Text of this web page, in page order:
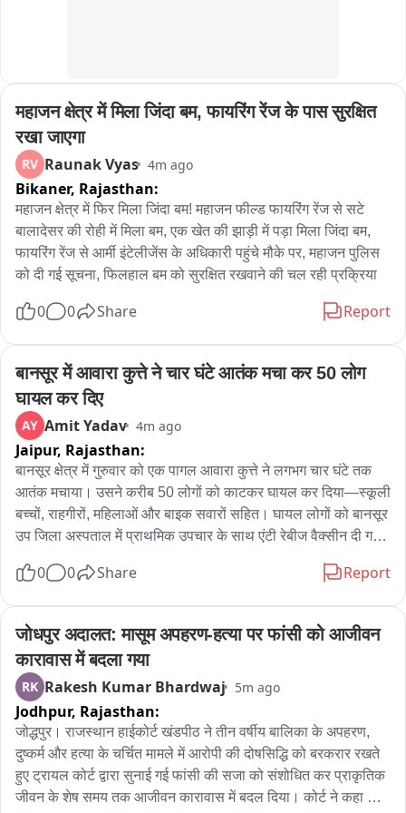
महाजन क्षेत्र में मिला जिंदा बम, फायरिंग रेंज के पास सुरक्षित
रखा जाएगा
RV Raunak Vyas 4m ago
Bikaner, Rajasthan:
महाजन क्षेत्र में फिर मिला जिंदा बम! महाजन फील्ड फायरिंग रेंज से सटे
बालादेसर की रोही में मिला बम, एक खेत की झाड़ी में पड़ा मिला जिंदा बम,
फायरिंग रेंज से आर्मी इंटेलीजेंस के अधिकारी पहुंचे मौके पर, महाजन पुलिस
को दी गई सूचना, फिलहाल बम को सुरक्षित रखवाने की चल रही प्रक्रिया
0 0 Share Report
बानसूर में आवारा कुत्ते ने चार घंटे आतंक मचा कर 50 लोग
घायल कर दिए
AY Amit Yadav 4m ago
Jaipur, Rajasthan:
बानसूर क्षेत्र में गुरुवार को एक पागल आवारा कुत्ते ने लगभग चार घंटे तक
आतंक मचाया। उसने करीब 50 लोगों को काटकर घायल कर दिया—स्कूली
बच्चों, राहगीरों, महिलाओं और बाइक सवारों सहित। घायल लोगों को बानसूर
उप जिला अस्पताल में प्राथमिक उपचार के साथ एंटी रेबीज वैक्सीन दी गई।
स्थानीय residents ने शिकायत की। डीएसपी मनीषा मीणा ने नगर पालिका
के बाद उसे मार गिराया गया। इस घटना से क्षेत्र में दहशत फैल गई और
आवारा कुत्तों पर नियंत्रण के लिए ठोस योजना की मांग उठी।
0 0 Share Report
जोधपुर अदालत: मासूम अपहरण-हत्या पर फांसी को आजीवन
कारावास में बदला गया
RK Rakesh Kumar Bhardwaj 5m ago
Jodhpur, Rajasthan:
जोद्धपुर। राजस्थान हाईकोर्ट खंडपीठ ने तीन वर्षीय बालिका के अपहरण,
दुष्कर्म और हत्या के चर्चित मामले में आरोपी की दोषसिद्धि को बरकरार रखते
हुए ट्रायल कोर्ट द्वारा सुनाई गई फांसी की सजा को संशोधित कर प्राकृतिक
जीवन के शेष समय तक आजीवन कारावास में बदल दिया। कोर्ट ने कहा कि